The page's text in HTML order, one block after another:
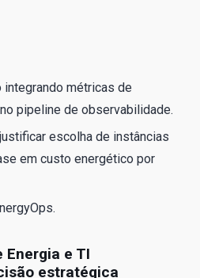
métricas de
pipeline de observabilidade.
escolha de instâncias
em custo energético por
Energia e TI
estratégica